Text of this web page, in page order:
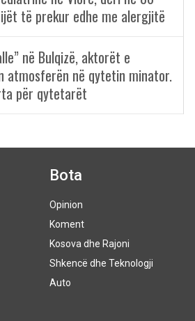
të prekur edhe me alergjitë
në Bulqizë, aktorët e
atmosferën në qytetin minator.
për qytetarët
Bota
Opinion
Koment
Kosova dhe Rajoni
Shkencë dhe Teknologji
Auto